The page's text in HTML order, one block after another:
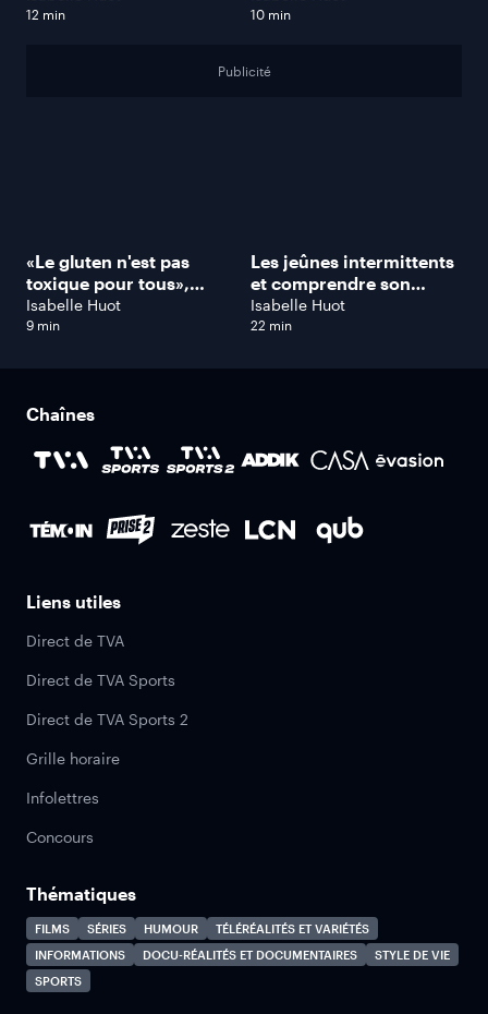
12 min 10 min
Publicité
«Le gluten n'est pas
toxique pour tous»,
explique Isabelle Huot
Isabelle Huot
9 min
Les jeûnes intermittents
et comprendre son
métabolisme
Isabelle Huot
22 min
Chaînes
Liens utiles
Direct de TVA
Direct de TVA Sports
Direct de TVA Sports 2
Grille horaire
Infolettres
Concours
Thématiques
FILMS SÉRIES HUMOUR
TÉLÉRÉALITÉS ET VARIÉTÉS
INFORMATIONS
DOCU-RÉALITÉS ET DOCUMENTAIRES
STYLE DE VIE
SPORTS